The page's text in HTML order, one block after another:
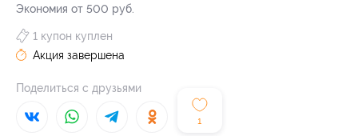
Экономия от 500 руб.
1
1 купон куплен
Акция завершена
Поделиться с друзьями